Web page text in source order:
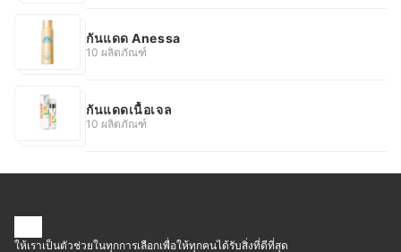
กันแดด Anessa
10 ผลิตภัณฑ์
กันแดดเนื้อเจล
10 ผลิตภัณฑ์
ให้เราเป็นตัวช่วยในทุกการเลือกเพื่อให้ทุกคนได้รับสิ่งที่ดีที่สุด